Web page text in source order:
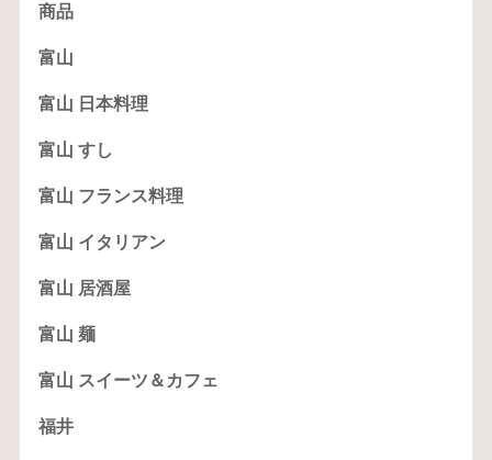
商品
富山
富山 日本料理
富山 すし
富山 フランス料理
富山 イタリアン
富山 居酒屋
富山 麺
富山 スイーツ＆カフェ
福井